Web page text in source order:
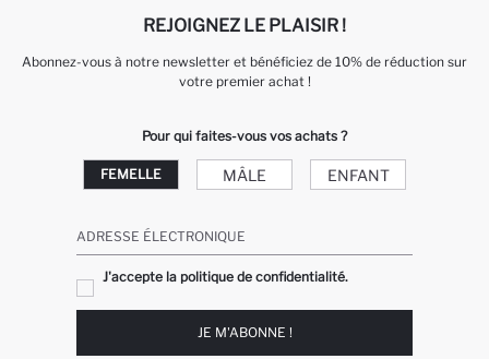
REJOIGNEZ LE PLAISIR !
Abonnez-vous à notre newsletter et bénéficiez de 10% de réduction sur
votre premier achat !
Pour qui faites-vous vos achats ?
FEMELLE MÂLE ENFANT
ADRESSE ÉLECTRONIQUE
J'accepte la politique de confidentialité.
JE M'ABONNE !